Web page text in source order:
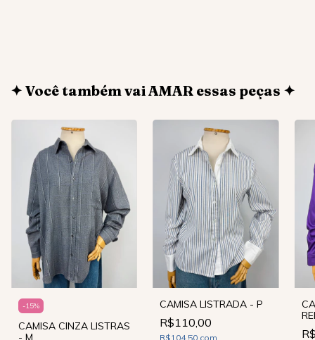
✦ Você também vai AMAR essas peças ✦
-15%
CAMISA CINZA LISTRAS
- M
CAMISA LISTRADA - P
R$110,00
R$104,50 com